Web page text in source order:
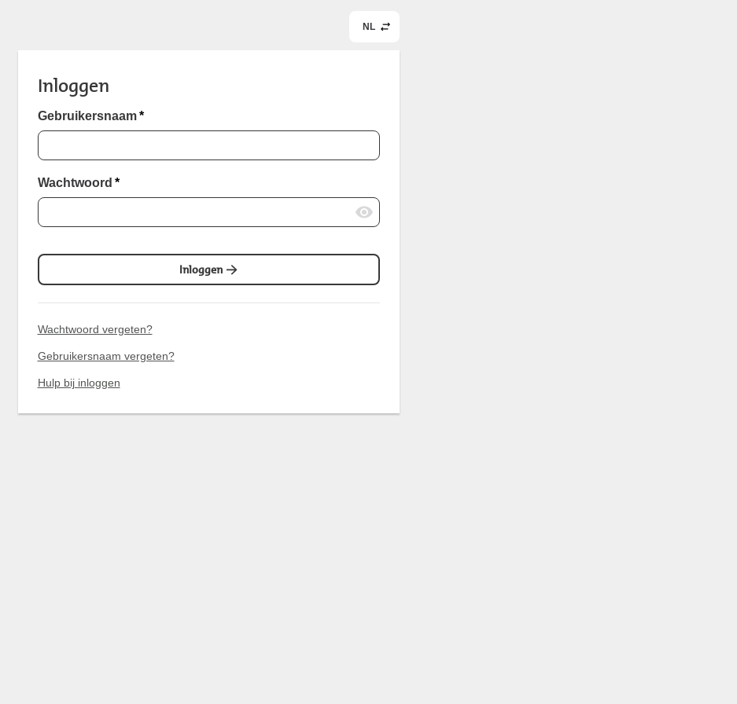
NL
Inloggen
Gebruikersnaam *
Wachtwoord *
Inloggen
Wachtwoord vergeten?
Gebruikersnaam vergeten?
Hulp bij inloggen